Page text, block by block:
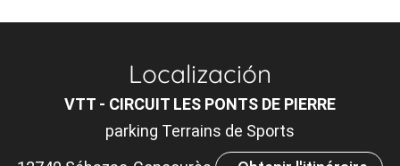
Localización
VTT - CIRCUIT LES PONTS DE PIERRE
parking Terrains de Sports